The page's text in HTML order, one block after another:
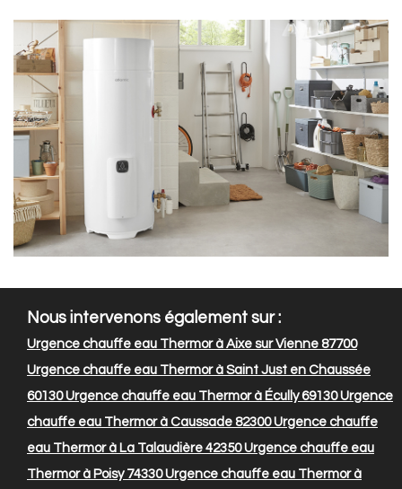
Nous intervenons également sur :
Urgence chauffe eau Thermor à Aixe sur Vienne 87700
Urgence chauffe eau Thermor à Saint Just en Chaussée
60130Urgence chauffe eau Thermor à Écully 69130Urgence
chauffe eau Thermor à Caussade 82300Urgence chauffe
eau Thermor à La Talaudière 42350Urgence chauffe eau
Thermor à Poisy 74330Urgence chauffe eau Thermor à